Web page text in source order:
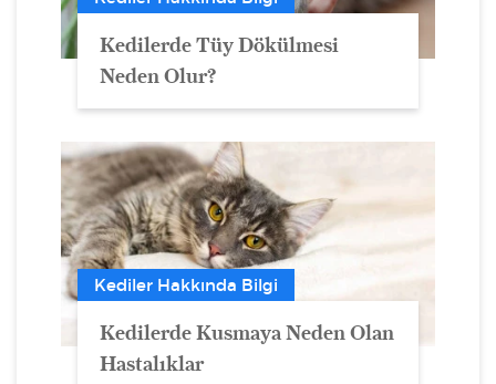
Kedilerde Tüy Dökülmesi
Neden Olur?
Kediler Hakkında Bilgi
Kedilerde Kusmaya Neden Olan
Hastalıklar